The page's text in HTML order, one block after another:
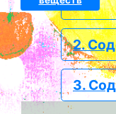
2.
3.